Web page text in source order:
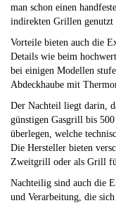
man schon einen
indirekten Grillen genutzt
Vorteile bieten auch die
Details wie beim
bei einigen Modellen
Abdeckhaube mit
Der Nachteil liegt darin,
günstigen Gasgrill bis
überlegen, welche
Die Hersteller bieten
Zweitgrill oder als Grill
Nachteilig sind auch die
und Verarbeitung, die